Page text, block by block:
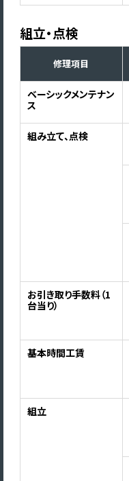
組立・点検
修理項目
ベーシックメンテナン
ス
組み立て、点検
お引き取り手数料（1
台当り）
基本時間工賃
組立